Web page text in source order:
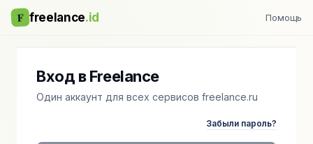
F freelance.id Помощь
Вход в Freelance
Один аккаунт для всех сервисов freelance.ru
Забыли пароль?